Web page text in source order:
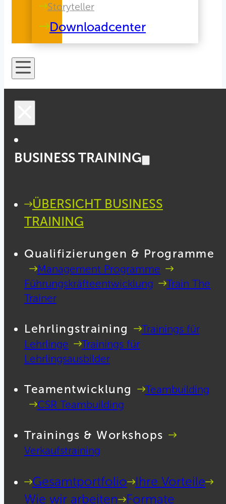
Storyteller
Downloadcenter
BUSINESS TRAINING
ÜBERSICHT BUSINESS
TRAINING
Qualifizierungen & Programme
Management Programme
Führungskräfteentwicklung
Train The
Trainer
Lehrlingstraining
Trainings für
Lehrlinge
Trainings für
Lehrlingsausbilder
Teamentwicklung
Teambuilding
CSR Teambuilding
Trainings & Workshops
Verkaufstraining
Gesamtportfolio
Ihre Vorteile
Wie wir arbeiten
Formate